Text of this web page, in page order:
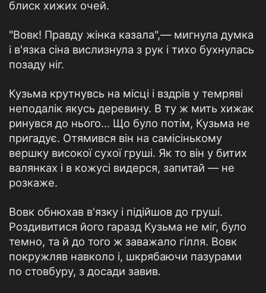
блиск хижих очей.
"Вовк! Правду жінка казала",— мигнула думка
і в'язка сіна вислизнула з рук і тихо бухнулась
позаду ніг.
Кузьма крутнувсь на місці і вздрів у темряві
неподалік якусь деревину. В ту ж мить хижак
ринувся до нього... Що було потім, Кузьма не
пригадує. Отямився він на самісінькому
вершку високої сухої груші. Як то він у битих
валянках і в кожусі видерся, запитай — не
розкаже.
Вовк обнюхав в'язку і підійшов до груші.
Роздивитися його гаразд Кузьма не міг, було
темно, та й до того ж заважало гілля. Вовк
покружляв навколо і, шкрябаючи пазурами
по стовбуру, з досади завив.